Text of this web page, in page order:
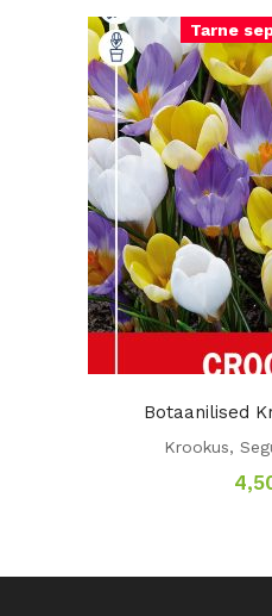
Tarne
Botaanilised
Krookus,